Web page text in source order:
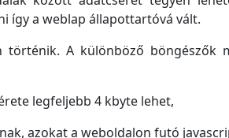
így a weblap állapottartóvá vált.
A különböző
legfeljebb 4 kbyte lehet,
azokat a weboldalon futó